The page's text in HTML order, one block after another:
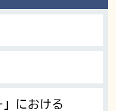
」における